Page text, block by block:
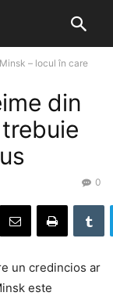
– locul în care
din
0
un credincios ar
este